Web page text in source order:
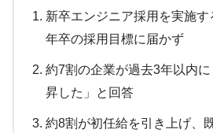
新卒エンジニア採用を実施
年卒の採用目標に届かず
約7割の企業が過去3年以内
昇した」と回答
約8割が初任給を引き上げ、